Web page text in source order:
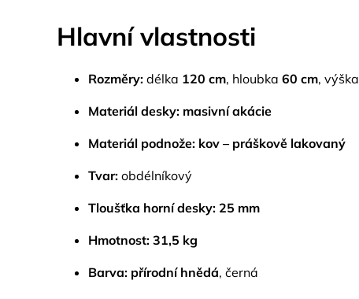
Hlavní vlastnosti
Rozměry: délka 120 cm, hloubka 60 cm, výška
Materiál desky: masivní akácie
Materiál podnože: kov – práškově lakovaný
Tvar: obdélníkový
Tloušťka horní desky: 25 mm
Hmotnost: 31,5 kg
Barva: přírodní hnědá, černá